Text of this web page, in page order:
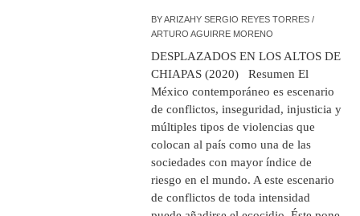
BYARIZAHY SERGIO REYES TORRES /
ARTURO AGUIRRE MORENO
DESPLAZADOS EN LOS ALTOS DE
CHIAPAS (2020) Resumen El
México contemporáneo es escenario
de conflictos, inseguridad, injusticia y
múltiples tipos de violencias que
colocan al país como una de las
sociedades con mayor índice de
riesgo en el mundo. A este escenario
de conflictos de toda intensidad